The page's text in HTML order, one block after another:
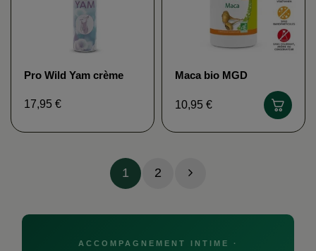
Pro Wild Yam crème
17,95 €
Maca bio MGD
10,95 €
1 2
ACCOMPAGNEMENT INTIME ·